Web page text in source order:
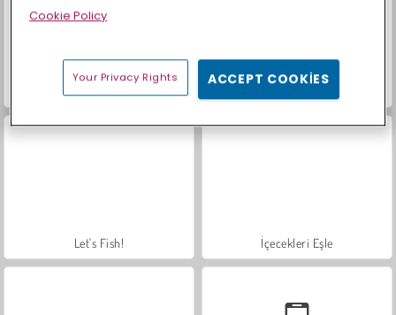
Scala 40
Let's Fish! İçecekleri Eşle
Cookie Policy
Your Privacy Rights ACCEPT COOKIES